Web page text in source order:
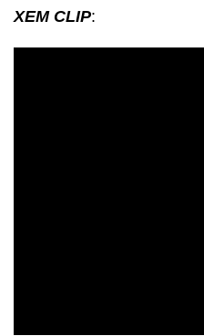
XEM CLIP: